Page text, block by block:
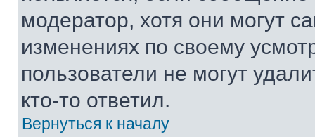
модератор, хотя они могут
изменениях по своему
пользователи не могут
кто-то ответил.
Вернуться к началу